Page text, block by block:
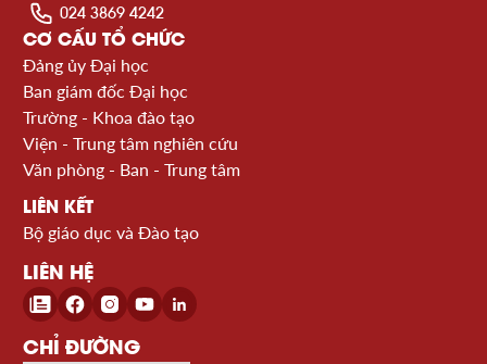
024 3869 4242
CƠ CẤU TỔ CHỨC
Đảng ủy Đại học
Ban giám đốc Đại học
Trường - Khoa đào tạo
Viện - Trung tâm nghiên cứu
Văn phòng - Ban - Trung tâm
LIÊN KẾT
Bộ giáo dục và Đào tạo
LIÊN HỆ
CHỈ ĐƯỜNG